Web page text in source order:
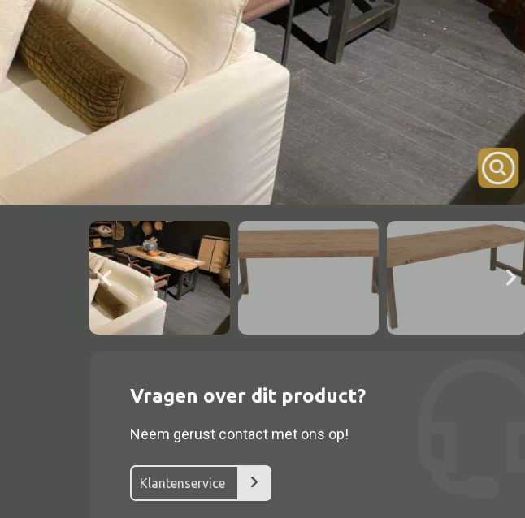
Onderstel
Bartafel
Console
Tafel overig
TV meubel
Rek
Comode
Bank gestoffeerd
Bank hout
Bank IJzer
Chaise longues
Poef
Alle lampen
Hanglamp
Tafellamp
Lampenkappen
Vragen over dit product?
Neem gerust contact met ons op!
Klantenservice